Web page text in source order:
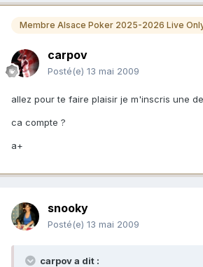
Membre Alsace Poker 2025-2026 Live
carpov
Posté(e) 13 mai 2009
allez pour te faire plaisir je m'inscris une
ca compte ?
a+
snooky
Posté(e) 13 mai 2009
carpov a dit :